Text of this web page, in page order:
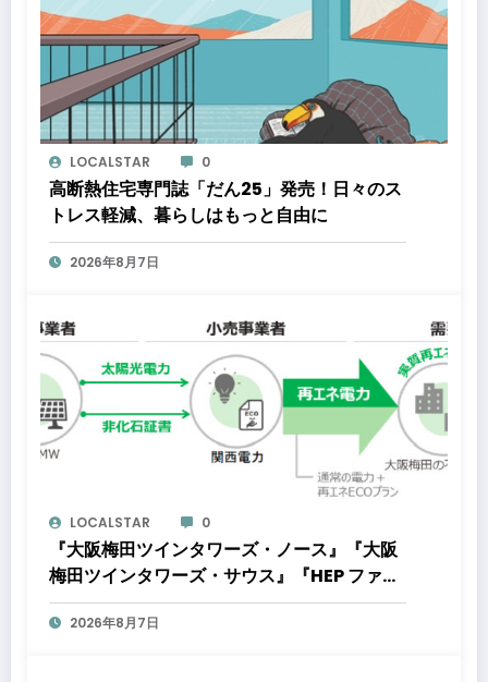
LOCALSTAR 0
高断熱住宅専門誌「だん25」発売！日々のス
トレス軽減、暮らしはもっと自由に
2026年8月7日
LOCALSTAR 0
『大阪梅田ツインタワーズ・ノース』『大阪
梅田ツインタワーズ・サウス』『HEP ファイ
ブ』において8月下旬から「オフサイト型コ
ーポレートPPA」による再生可能エネルギー
2026年8月7日